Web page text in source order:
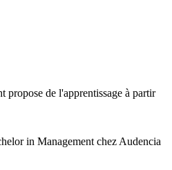
propose de l'apprentissage à partir